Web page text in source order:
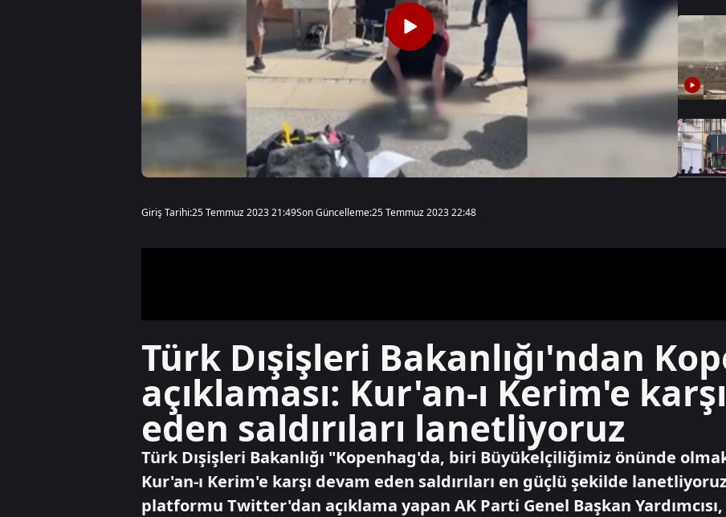
Giriş Tarihi:25 Temmuz 2023 21:49Son Güncelleme:25 Temmuz 2023 22:48
Türk Dışişleri Bakanlığı'ndan
açıklaması: Kur'an-ı Kerim'e
eden saldırıları lanetliyoruz
Türk Dışişleri Bakanlığı "Kopenhag'da, biri Büyükelçiliğimiz önünde
Kur'an-ı Kerim'e karşı devam eden saldırıları en güçlü şekilde
platformu Twitter'dan açıklama yapan AK Parti Genel Başkan